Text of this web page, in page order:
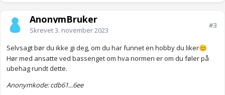
AnonymBruker
Skrevet3. november 2023
#3
Selvsagt bør du ikke gi deg, om du har funnet en hobby du liker😊
Hør med ansatte ved bassenget om hva normen er om du føler på
ubehag rundt dette.
Anonymkode: cdb61...6ee